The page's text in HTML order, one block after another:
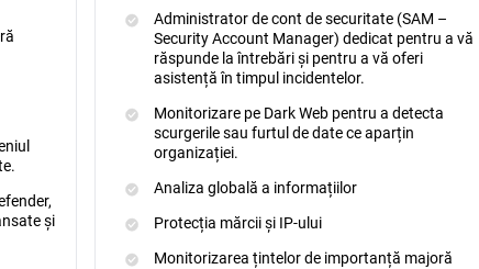
și
Administrator de cont de securitate (SAM –
Security Account Manager) dedicat pentru a vă
răspunde la întrebări și pentru a vă oferi
asistență în timpul incidentelor.
Monitorizare pe Dark Web pentru a detecta
scurgerile sau furtul de date ce aparțin
organizației.
Analiza globală a informațiilor
Protecția mărcii și IP-ului
Monitorizarea țintelor de importanță majoră